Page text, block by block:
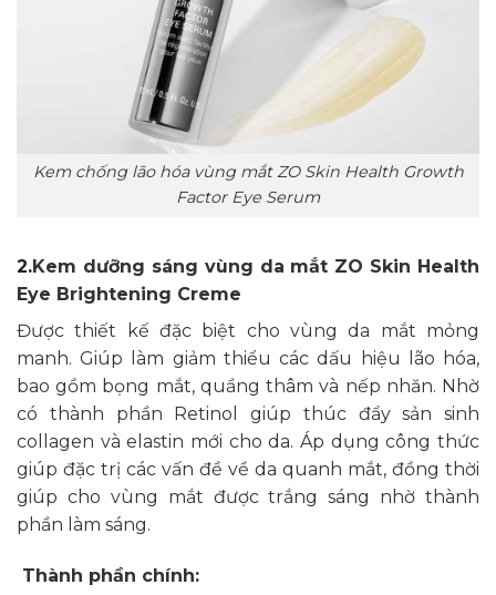
Kem chống lão hóa vùng mắt ZO Skin Health Growth
Factor Eye Serum
2.Kem dưỡng sáng vùng da mắt ZO Skin Health
Eye Brightening Creme
Được thiết kế đặc biệt cho vùng da mắt mỏng
manh. Giúp làm giảm thiểu các dấu hiệu lão hóa,
bao gồm bọng mắt, quầng thâm và nếp nhăn. Nhờ
có thành phần Retinol giúp thúc đẩy sản sinh
collagen và elastin mới cho da. Áp dụng công thức
giúp đặc trị các vấn đề về da quanh mắt, đồng thời
giúp cho vùng mắt được trắng sáng nhờ thành
phần làm sáng.
Thành phần chính: